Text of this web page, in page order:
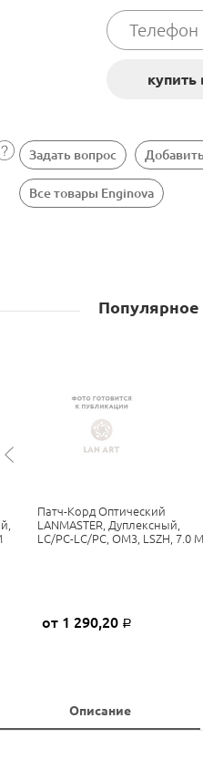
Задать вопрос
Все товары Enginova
Популярное
Патч-Корд Оптический
LANMASTER, Дуплексный,
LC/PC-LC/PC, OM3, LSZH, 7.0 М
от 1 290,20 Р
Описание